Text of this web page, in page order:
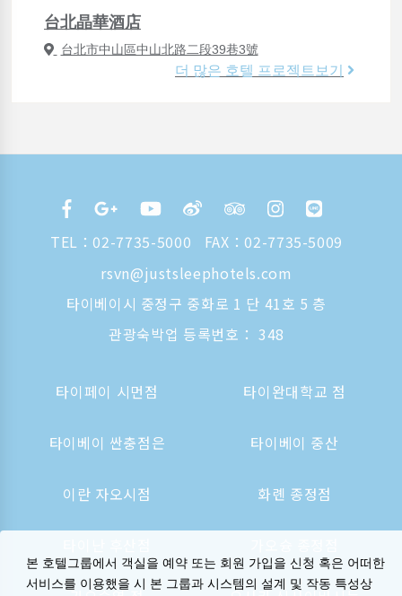
台北晶華酒店
台北市中山區中山北路二段39巷3號
더 많은 호텔 프로젝트보기
TEL： 02-7735-5000
FAX：02-7735-5009
rsvn@justsleephotels.com
타이베이시 중정구 중화로 1 단 41호 5 층
관광숙박업 등록번호： 348
타이페이 시먼점 타이완대학교 점
타이베이 싼충점은 타이베이 중산
이란 자오시점 화롄 종정점
본 호텔그룹에서 객실을 예약 또는 회원 가입을 신청 혹은 어떠한
서비스를 이용했을 시 본 그룹과 시스템의 설계 및 작동 특성상